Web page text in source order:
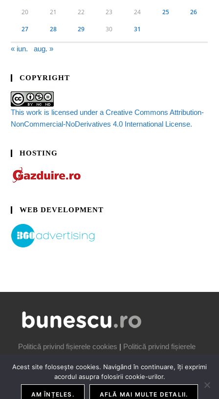
20 21 22 23 24 25 26
27 28 29 30 31
« iun. aug. »
COPYRIGHT
This work is licensed under a Creative Commons Attribution-
NonCommercial-NoDerivatives 4.0 International License.
HOSTING
WEB DEVELOPMENT
Politică privind fișierele cookies | Politică privind fișierele
Acest site folosește cookies. Navigând în continuare, îți exprimi
acordul asupra folosirii cookie-urilor.
AM ÎNȚELES. AFLĂ MAI MULTE DETALII.